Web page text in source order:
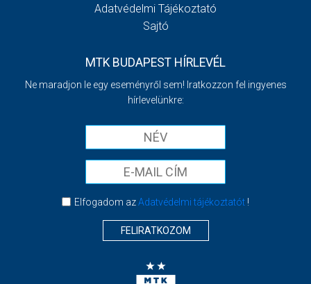
Adatvédelmi Tájékoztató
Sajtó
MTK BUDAPEST HÍRLEVÉL
Ne maradjon le egy eseményről sem! Iratkozzon fel ingyenes
hírlevelünkre:
Elfogadom azAdatvédelmi tájékoztatót!
FELIRATKOZOM